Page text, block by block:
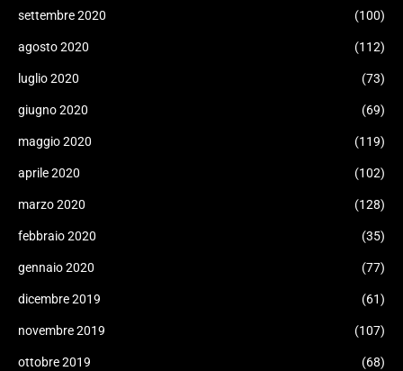
settembre 2020 (100)
agosto 2020 (112)
luglio 2020 (73)
giugno 2020 (69)
maggio 2020 (119)
aprile 2020 (102)
marzo 2020 (128)
febbraio 2020 (35)
gennaio 2020 (77)
dicembre 2019 (61)
novembre 2019 (107)
ottobre 2019 (68)